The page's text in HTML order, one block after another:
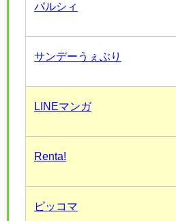
パルシィ
サンデーうぇぶり
LINEマンガ
Renta!
ピッコマ